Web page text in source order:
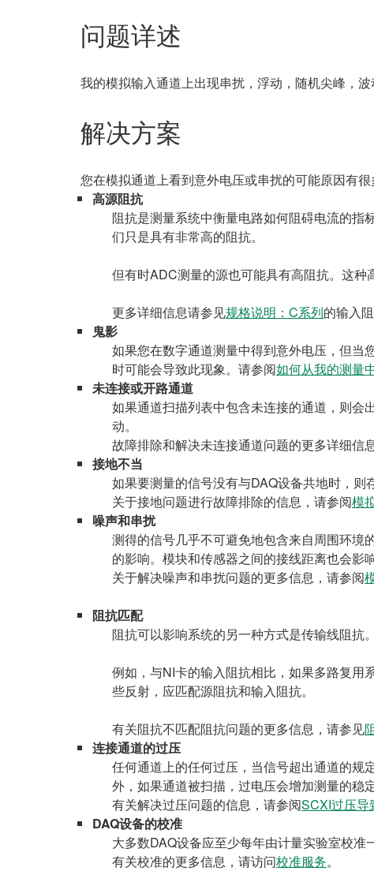
问题详述
我的模拟输入通道上出现串扰，浮动，随机尖峰，
解决方案
您在模拟通道上看到意外电压或串扰的可能原因有很
高源阻抗
阻抗是测量系统中衡量电路如何阻碍电流的
们只是具有非常高的阻抗。
但有时ADC测量的源也可能具有高阻抗。这种
更多详细信息请参见规格说明：C系列的输入
鬼影
如果您在数字通道测量中得到意外电压，但当
时可能会导致此现象。请参阅如何从我的测量
未连接或开路通道
如果通道扫描列表中包含未连接的通道，则会
动。
故障排除和解决未连接通道问题的更多详细信
接地不当
如果要测量的信号没有与DAQ设备共地时，则
关于接地问题进行故障排除的信息，请参阅模
噪声和串扰
测得的信号几乎不可避免地包含来自周围环境
的影响。模块和传感器之间的接线距离也会影
关于解决噪声和串扰问题的更多信息，请参阅
阻抗匹配
阻抗可以影响系统的另一种方式是传输线阻抗
例如，与NI卡的输入阻抗相比，如果多路复用
些反射，应匹配源阻抗和输入阻抗。
有关阻抗不匹配阻抗问题的更多信息，请参见
连接通道的过压
任何通道上的任何过压，当信号超出通道的规
外，如果通道被扫描，过电压会增加测量的稳
有关解决过压问题的信息，请参阅SCXI过压导
DAQ设备的校准
大多数DAQ设备应至少每年由计量实验室校准
有关校准的更多信息，请访问校准服务。